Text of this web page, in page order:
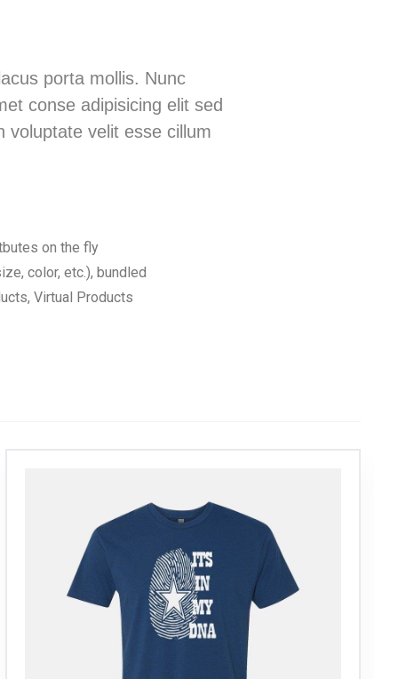
porta mollis. Nunc
conse adipisicing elit sed
voluptate velit esse cillum
on the fly
color, etc.), bundled
Virtual Products